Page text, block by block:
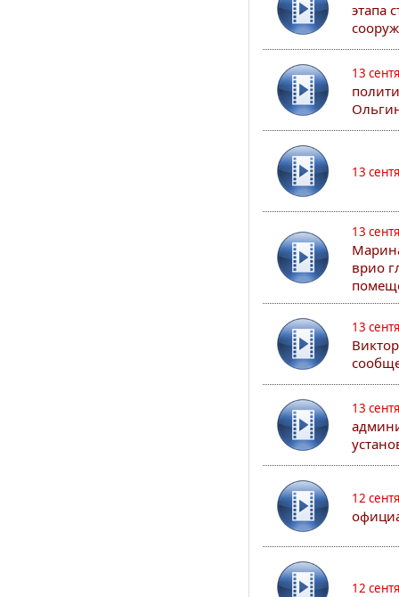
этапа
13
13
13
врио
13
13
12
12